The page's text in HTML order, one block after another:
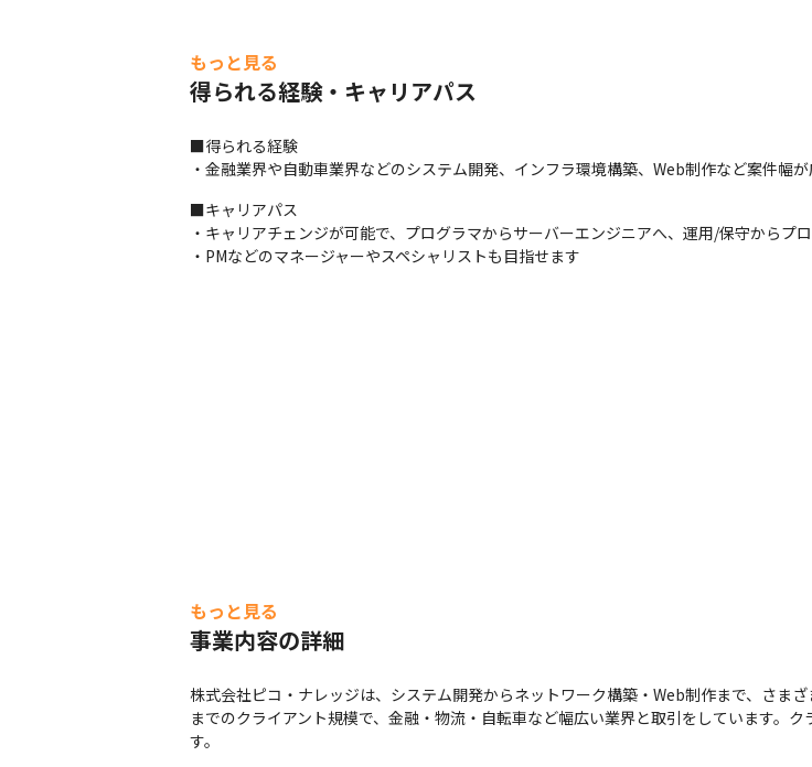
もっと見る
得られる経験・キャリアパス
■得られる経験
・金融業界や自動車業界などのシステム開発、インフラ環境構築、Web制作など案件幅
■キャリアパス
・キャリアチェンジが可能で、プログラマからサーバーエンジニアへ、運用/保守からプ
・PMなどのマネージャーやスペシャリストも目指せます
もっと見る
事業内容の詳細
株式会社ピコ・ナレッジは、システム開発からネットワーク構築・Web制作まで、さま
までのクライアント規模で、金融・物流・自転車など幅広い業界と取引をしています。
す。